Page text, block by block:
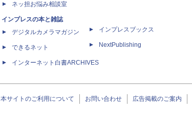
ネッ担お悩み相談室
インプレスの本と雑誌
デジタルカメラマガジン
できるネット
インターネット白書ARCHIVES
インプレスブックス
NextPublishing
本サイトのご利用について お問い合わせ 広告掲載のご案内